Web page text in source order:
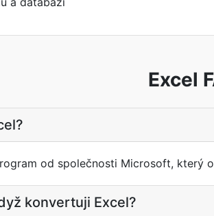
Excel
od společnosti Microsoft, který
konvertuji Excel?